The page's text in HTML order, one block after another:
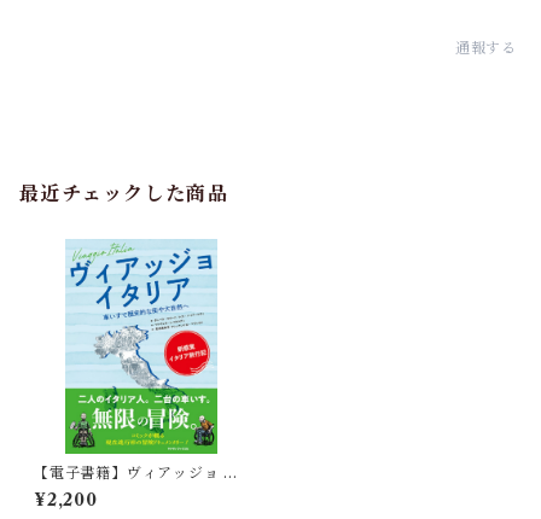
通報する
最近チェックした商品
【電子書籍】ヴィアッジョ イ
タリア 車いすで歴史的な街や
大自然へ
¥2,200